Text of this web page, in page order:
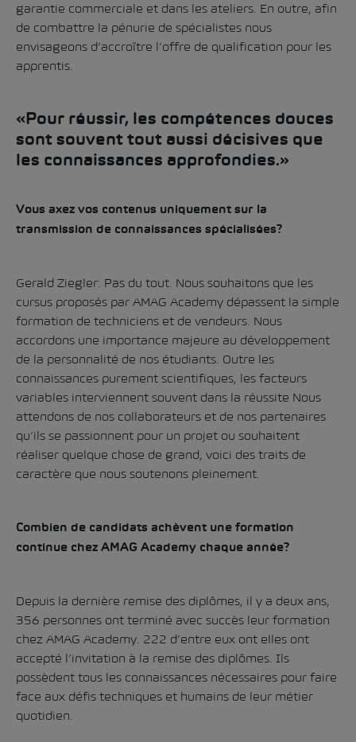
garantie commerciale et dans les ateliers. En outre, afin
de combattre la pénurie de spécialistes nous
envisageons d’accroître l’offre de qualification pour les
apprentis.
«Pour réussir, les compétences douces
sont souvent tout aussi décisives que
les connaissances approfondies.»
Vous axez vos contenus uniquement sur la
transmission de connaissances spécialisées?
Gerald Ziegler: Pas du tout. Nous souhaitons que les
cursus proposés par AMAG Academy dépassent la simple
formation de techniciens et de vendeurs. Nous
accordons une importance majeure au développement
de la personnalité de nos étudiants. Outre les
connaissances purement scientifiques, les facteurs
variables interviennent souvent dans la réussite Nous
attendons de nos collaborateurs et de nos partenaires
qu’ils se passionnent pour un projet ou souhaitent
réaliser quelque chose de grand, voici des traits de
caractère que nous soutenons pleinement.
Combien de candidats achèvent une formation
continue chez AMAG Academy chaque année?
Depuis la dernière remise des diplômes, il y a deux ans,
356 personnes ont terminé avec succès leur formation
chez AMAG Academy. 222 d’entre eux ont elles ont
accepté l’invitation à la remise des diplômes. Ils
possèdent tous les connaissances nécessaires pour faire
face aux défis techniques et humains de leur métier
quotidien.